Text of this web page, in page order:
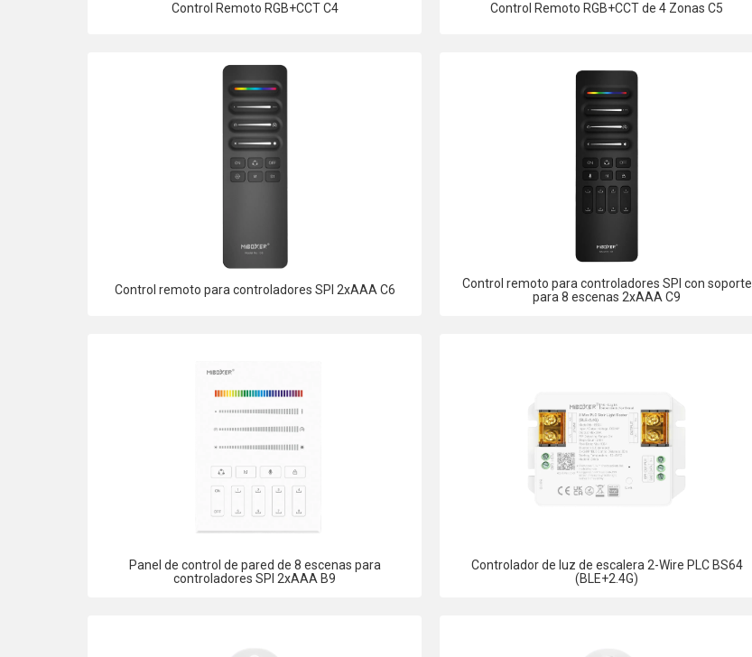
Control Remoto RGB+CCT C4 Control Remoto RGB+CCT de 4 Zonas C5
Control remoto para controladores SPI 2xAAA C6
Control remoto para controladores SPI con soporte
para 8 escenas 2xAAA C9
Panel de control de pared de 8 escenas para
controladores SPI 2xAAA B9
Controlador de luz de escalera 2-Wire PLC BS64
(BLE+2.4G)